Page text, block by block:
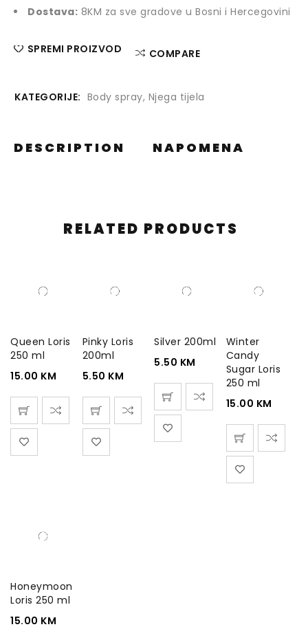
Dostava: 8KM za sve gradove u Bosni i Hercegovini
SPREMI PROIZVOD COMPARE
KATEGORIJE: Body spray, Njega tijela
DESCRIPTION NAPOMENA
RELATED PRODUCTS
Queen Loris
250 ml
15.00 KM
Pinky Loris
200ml
5.50 KM
Silver 200ml
5.50 KM
Winter
Candy
Sugar Loris
250 ml
15.00 KM
Honeymoon
Loris 250 ml
15.00 KM